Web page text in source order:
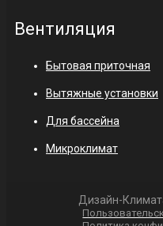
Вентиляция
Бытовая приточная
Вытяжные установки
Для бассейна
Микроклимат
Дизайн-